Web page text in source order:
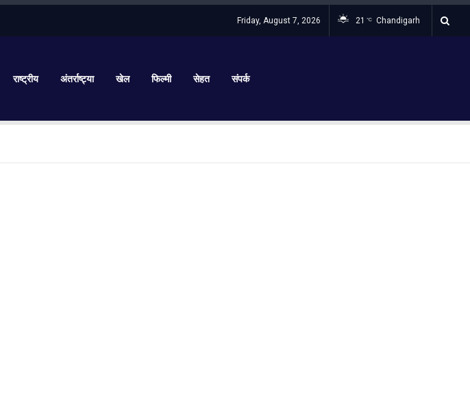
Friday, August 7, 2026 21 °C Chandigarh
राष्ट्रीय अंतर्राष्ट्या खेल फिल्मी सेहत संपर्क